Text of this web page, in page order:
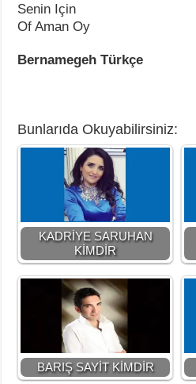
Senin Için
Of Aman Oy
Bernamegeh Türkçe
Bunlarıda Okuyabilirsiniz:
KADRİYE SARUHAN
KİMDİR
BARIŞ SAYİT KİMDİR